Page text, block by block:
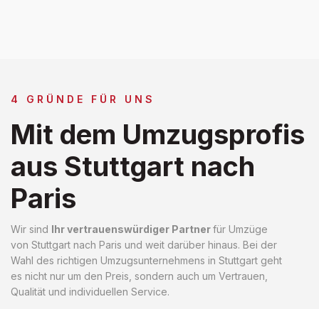
4 GRÜNDE FÜR UNS
Mit dem Umzugsprofis
aus Stuttgart nach
Paris
Wir sind Ihr vertrauenswürdiger Partnerfür Umzüge
von Stuttgart nach Paris und weit darüber hinaus. Bei der
Wahl des richtigen Umzugsunternehmens in Stuttgart geht
es nicht nur um den Preis, sondern auch um Vertrauen,
Qualität und individuellen Service.